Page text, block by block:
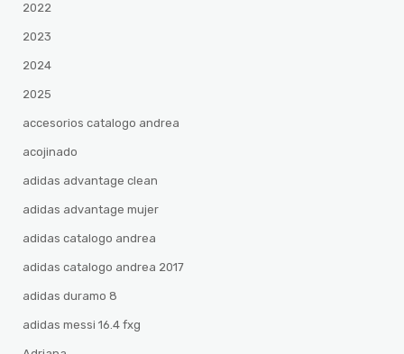
2022
2023
2024
2025
accesorios catalogo andrea
acojinado
adidas advantage clean
adidas advantage mujer
adidas catalogo andrea
adidas catalogo andrea 2017
adidas duramo 8
adidas messi 16.4 fxg